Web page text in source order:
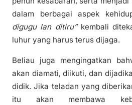
dalam berbagai aspek
digugu lan ditiru”kembali
luhur yang harus terus dijaga.
Beliau juga mengingatkan
akan diamati, diikuti, dan
didik. Jika teladan yang
itu akan membawa